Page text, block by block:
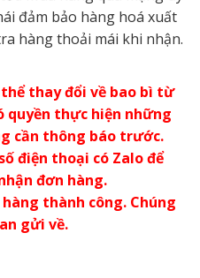
đảm bảo hàng hoá xuất
hàng thoải mái khi nhận.
thay đổi về bao bì từ
quyền thực hiện những
cần thông báo trước.
điện thoại có Zalo để
đơn hàng.
thành công. Chúng
gửi về.